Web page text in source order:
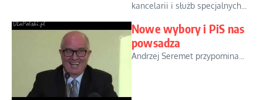
kancelarii i służb specjalnych...
Nowe wybory i PiS nas
powsadza
Andrzej Seremet przypomina...